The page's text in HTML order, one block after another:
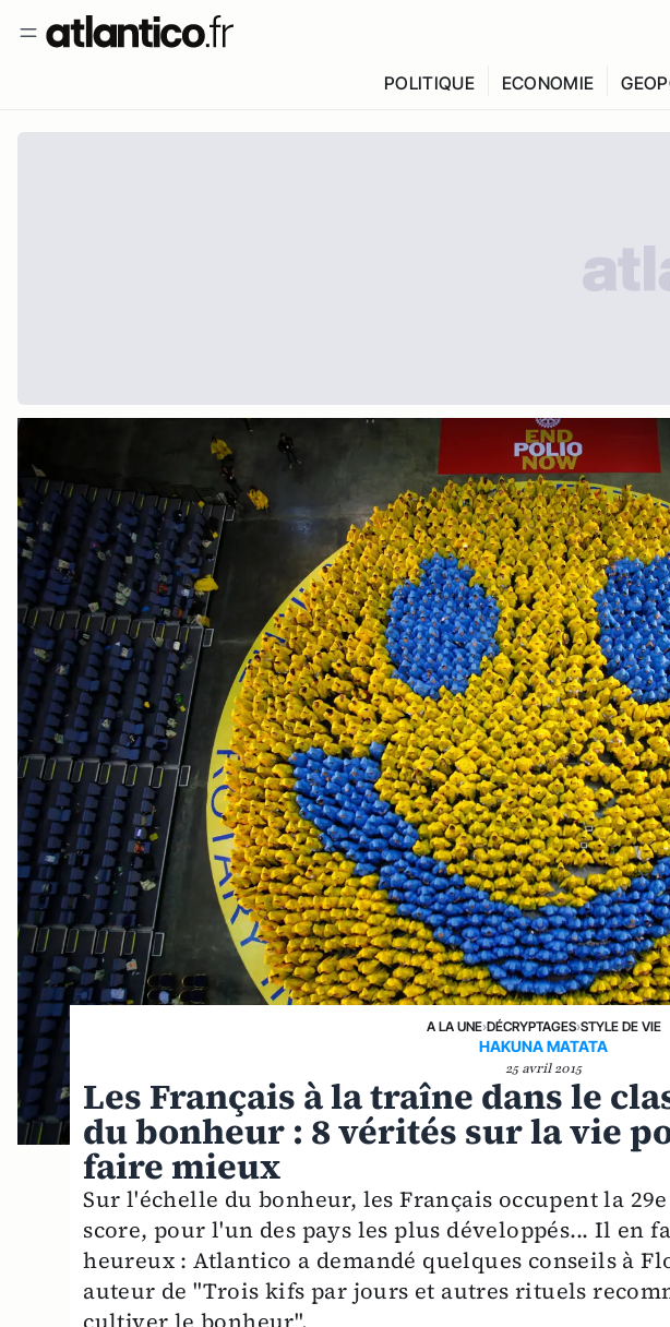
POLITIQUE ECONOMIE
A LA UNE›DÉCRYPTAGES›STYLE DE VIE
HAKUNA MATATA
25 avril 2015
Les Français à la traîne dans le
du bonheur : 8 vérités sur la vie
faire mieux
Sur l'échelle du bonheur, les Français occupent la
score, pour l'un des pays les plus développés... Il en
heureux : Atlantico a demandé quelques conseils à
auteur de "Trois kifs par jours et autres rituels